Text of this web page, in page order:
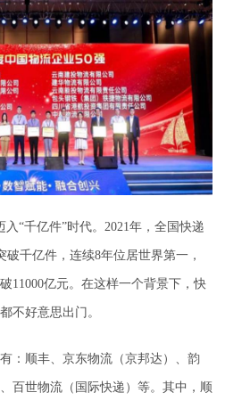
“千亿件”时代。2021年，全国快递
破千亿件，连续8年位居世界第一，
11000亿元。在这样一个背景下，快
不好意思出门。
：顺丰、京东物流（京邦达）、韵
百世物流（国际快递）等。其中，顺